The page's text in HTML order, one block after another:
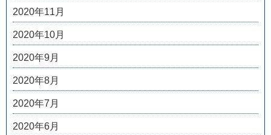
2020年11月
2020年10月
2020年9月
2020年8月
2020年7月
2020年6月